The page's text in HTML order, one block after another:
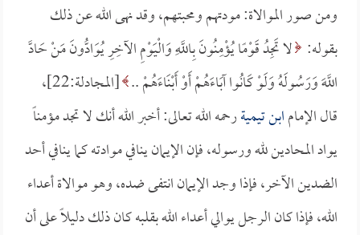
ومن صور الموالاة: مودتهم ومحبتهم، وقد نهى الله عن ذلك
بقوله: لا تَجِدُ قَوْمًا يُؤْمِنُونَ بِاللَّهِ وَالْيَوْمِ الآخِرِ يُوَادُّونَ مَنْ حَادَّ
اللَّهَ وَرَسُولَهُ وَلَوْ كَانُوا آبَاءَهُمْ أَوْ أَبْنَاءَهُمْ ..
[المجادلة:22]،
قال الإمامابن تيميةرحمه الله تعالى: أخبر الله أنك لا تجد مؤمناً
يواد المحادين لله ورسوله، فإن الإيمان ينافي موادته كما ينافي أحد
الضدين الآخر، فإذا وجد الإيمان انتفى ضده، وهو موالاة أعداء
الله، فإذا كان الرجل يوالي أعداء الله بقلبه كان ذلك دليلاً على أن